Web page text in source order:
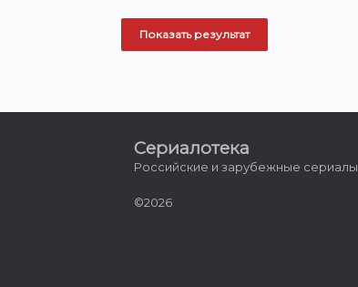
Сериалотека
Российские и зарубежные сериалы
©2026